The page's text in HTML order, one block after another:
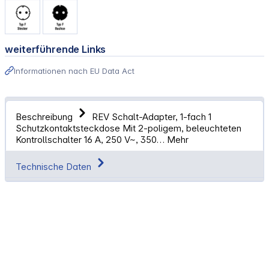
weiterführende Links
Informationen nach EU Data Act
Beschreibung
REV Schalt-Adapter, 1-fach 1
Schutzkontaktsteckdose Mit 2-poligem, beleuchteten
Kontrollschalter 16 A, 250 V~, 350… Mehr
Technische Daten